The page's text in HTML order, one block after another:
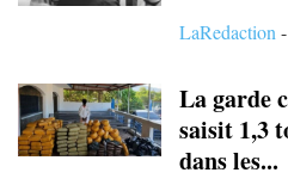
LaRedaction -
La garde
saisit 1,3
dans les...